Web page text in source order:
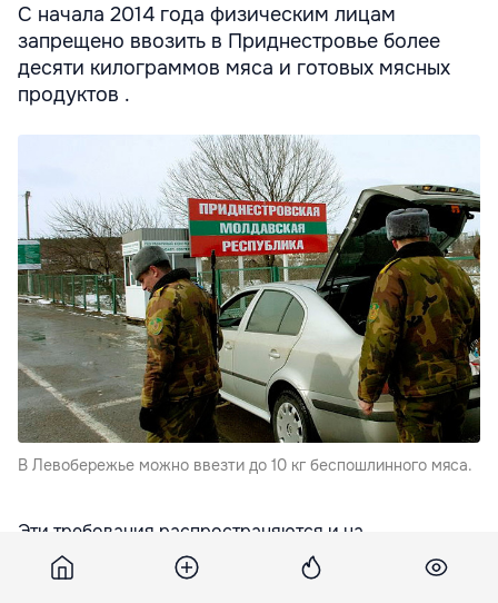
С начала 2014 года физическим лицам
запрещено ввозить в Приднестровье более
десяти килограммов мяса и готовых мясных
продуктов .
В Левобережье можно ввезти до 10 кг беспошлинного мяса.
Эти требования распространяются и на
организации, которые функционируют менее года.
Исключение составляют лишь организации, которые